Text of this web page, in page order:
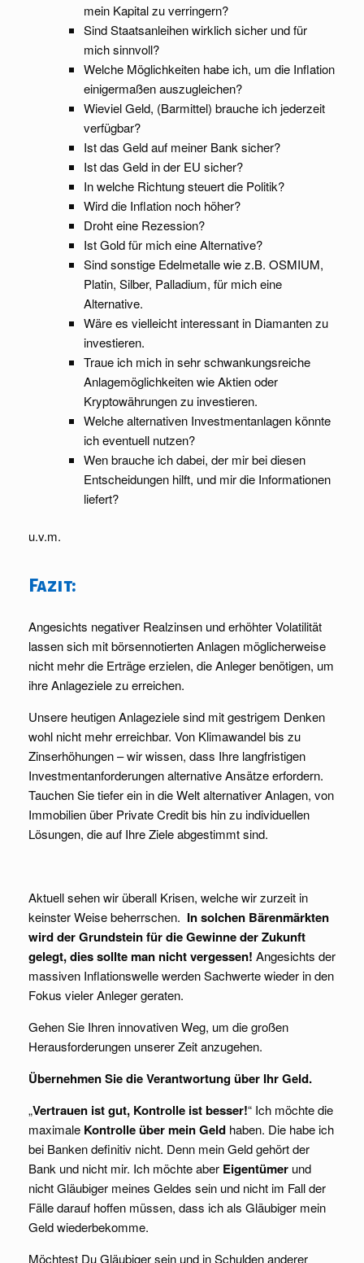
mein Kapital zu verringern?
Sind Staatsanleihen wirklich sicher und für
mich sinnvoll?
Welche Möglichkeiten habe ich, um die Inflation
einigermaßen auszugleichen?
Wieviel Geld, (Barmittel) brauche ich jederzeit
verfügbar?
Ist das Geld auf meiner Bank sicher?
Ist das Geld in der EU sicher?
In welche Richtung steuert die Politik?
Wird die Inflation noch höher?
Droht eine Rezession?
Ist Gold für mich eine Alternative?
Sind sonstige Edelmetalle wie z.B. OSMIUM,
Platin, Silber, Palladium, für mich eine
Alternative.
Wäre es vielleicht interessant in Diamanten zu
investieren.
Traue ich mich in sehr schwankungsreiche
Anlagemöglichkeiten wie Aktien oder
Kryptowährungen zu investieren.
Welche alternativen Investmentanlagen könnte
ich eventuell nutzen?
Wen brauche ich dabei, der mir bei diesen
Entscheidungen hilft, und mir die Informationen
liefert?
u.v.m.
Fazit:
Angesichts negativer Realzinsen und erhöhter Volatilität
lassen sich mit börsennotierten Anlagen möglicherweise
nicht mehr die Erträge erzielen, die Anleger benötigen, um
ihre Anlageziele zu erreichen.
Unsere heutigen Anlageziele sind mit gestrigem Denken
wohl nicht mehr erreichbar. Von Klimawandel bis zu
Zinserhöhungen – wir wissen, dass Ihre langfristigen
Investmentanforderungen alternative Ansätze erfordern.
Tauchen Sie tiefer ein in die Welt alternativer Anlagen, von
Immobilien über Private Credit bis hin zu individuellen
Lösungen, die auf Ihre Ziele abgestimmt sind.
Aktuell sehen wir überall Krisen, welche wir zurzeit in
keinster Weise beherrschen. In solchen Bärenmärkten
wird der Grundstein für die Gewinne der Zukunft
gelegt, dies sollte man nicht vergessen! Angesichts der
massiven Inflationswelle werden Sachwerte wieder in den
Fokus vieler Anleger geraten.
Gehen Sie Ihren innovativen Weg, um die großen
Herausforderungen unserer Zeit anzugehen.
Übernehmen Sie die Verantwortung über Ihr Geld.
„Vertrauen ist gut, Kontrolle ist besser!“ Ich möchte die
maximale Kontrolle über mein Geld haben. Die habe ich
bei Banken definitiv nicht. Denn mein Geld gehört der
Bank und nicht mir. Ich möchte aber Eigentümer und
nicht Gläubiger meines Geldes sein und nicht im Fall der
Fälle darauf hoffen müssen, dass ich als Gläubiger mein
Geld wiederbekomme.
Möchtest Du Gläubiger sein und in Schulden anderer